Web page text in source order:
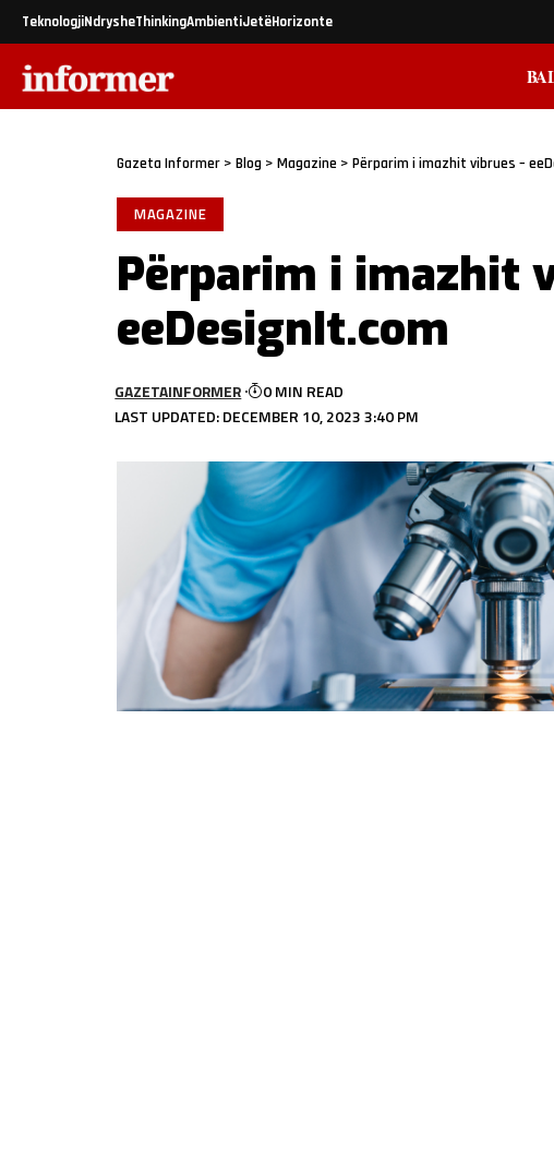
TeknologjiNdrysheThinkingAmbientiJetëHorizonte
Gazeta Informer > Blog > Magazine > Përparim i imazhit vibrues –
MAGAZINE
Përparim i imazhit
eeDesignIt.com
LAST UPDATED: DECEMBER 10, 2023 3:40 PM
GAZETAINFORMER 0 MIN READ